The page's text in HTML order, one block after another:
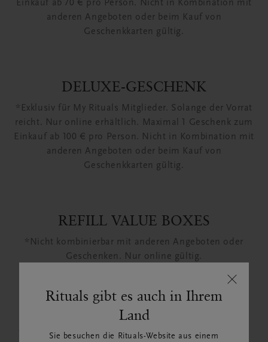
Rituals gibt es auch in Ihrem
Land
Sie besuchen die Rituals-Website aus einem
Einkauf ab 70 € pro Person. Nicht in Kombination mit
anderen Angeboten oder beim Kauf von
Geschenkkarten gültig.
DELUXE-GESCHENK
*Exklusiv für My Rituals Mitglieder. Solange der Vorrat
reicht. Nur online erhältlich. Maximal 1 Geschenk zum
Einkauf ab 100 € pro Person. Nicht in Kombination mit
anderen Angeboten oder beim Kauf von
Geschenkkarten gültig.
REFILL VALUE BOXES
*Nicht kombinierbar mit anderen Angeboten oder
Geschenken. Nur online gültig.
CLEAN BEAUTY BARS
*Diese Aktion gilt beim Kauf von Bundle mit 3 Clean